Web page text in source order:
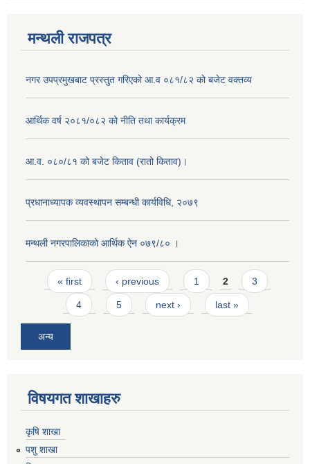
मन्थली राजपत्र
नगर उपप्रमुखबाट प्रस्तुत गरिएको आ.व ०८१/८२ को बजेट वक्तव्य
आर्थिक वर्ष २०८१/०८२ को नीति तथा कार्यक्रम
आ.व. ०८०/८१ को बजेट किताव (रातो किताव)।
प्रधानाध्यापक व्यवस्थापन सम्बन्धी कार्यविधि, २०७९
मन्थली नगरपालिकाको आर्थिक ऐन ०७९/८० ।
Pages
« first ‹ previous 1 2 3
4 5 next › last »
अन्य
विषयगत शाखाहरु
कृषि शाखा
पशु शाखा